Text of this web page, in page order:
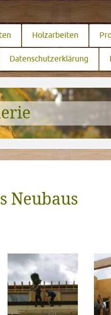
Holzarbeiten
Datenschutzerklärung
Neubaus